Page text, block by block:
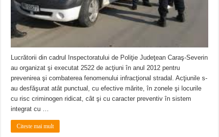
Lucrătorii din cadrul Inspectoratului de Poliţie Judeţean Caraş-Severin
au organizat şi executat 2522 de acţiuni în anul 2012 pentru
prevenirea şi combaterea fenomenului infracţional stradal. Acţiunile s-
au desfăşurat atât punctual, cu efective mărite, în zonele şi locurile
cu risc criminogen ridicat, cât şi cu caracter preventiv în sistem
integrat cu …
Citeste mai mult